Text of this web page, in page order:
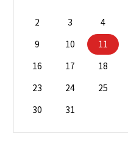
2
3 4
9
10 11
16
17 18
23
24 25
30
31